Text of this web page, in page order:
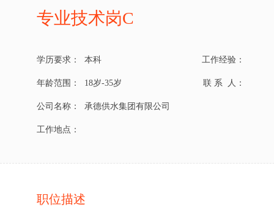
专业技术岗C
学历要求： 本科 工作经验：
年龄范围： 18岁-35岁 联 系 人：
公司名称： 承德供水集团有限公司
工作地点：
职位描述